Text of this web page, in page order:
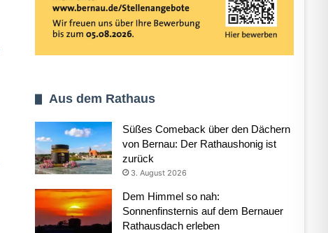
Aus dem Rathaus
Süßes Comeback über den Dächern
von Bernau: Der Rathaushonig ist
zurück
3. August 2026
Dem Himmel so nah:
Sonnenfinsternis auf dem Bernauer
Rathausdach erleben